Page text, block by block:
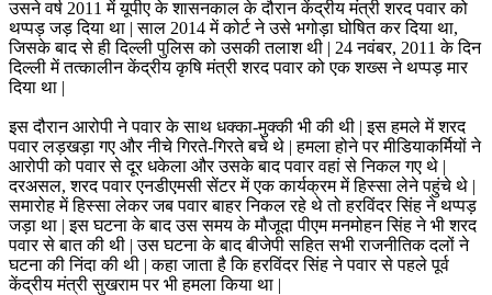
उसने वर्ष 2011 में यूपीए के शासनकाल के दौरान केंद्रीय मंत्री शरद पवार को
थप्पड़ जड़ दिया था | साल 2014 में कोर्ट ने उसे भगोड़ा घोषित कर दिया था,
जिसके बाद से ही दिल्ली पुलिस को उसकी तलाश थी | 24 नवंबर, 2011 के दिन
दिल्‍ली में तत्कालीन केंद्रीय कृषि मंत्री शरद पवार को एक शख्‍स ने थप्‍पड़ मार
दिया था |
इस दौरान आरोपी ने पवार के साथ धक्‍का-मुक्‍की भी की थी | इस हमले में शरद
पवार लड़खड़ा गए और नीचे गिरते-गिरते बचे थे | हमला होने पर मीडियाकर्मियों ने
आरोपी को पवार से दूर धकेला और उसके बाद पवार वहां से निकल गए थे |
दरअसल, शरद पवार एनडीएमसी सेंटर में एक कार्यक्रम में हिस्‍सा लेने पहुंचे थे |
समारोह में हिस्सा लेकर जब पवार बाहर निकल रहे थे तो हरविंदर सिंह ने थप्पड़
जड़ा था | इस घटना के बाद उस समय के मौजूदा पीएम मनमोहन सिंह ने भी शरद
पवार से बात की थी | उस घटना के बाद बीजेपी सहित सभी राजनीतिक दलों ने
घटना की निंदा की थी | कहा जाता है कि हरविंदर सिंह ने पवार से पहले पूर्व
केंद्रीय मंत्री सुखराम पर भी हमला किया था |